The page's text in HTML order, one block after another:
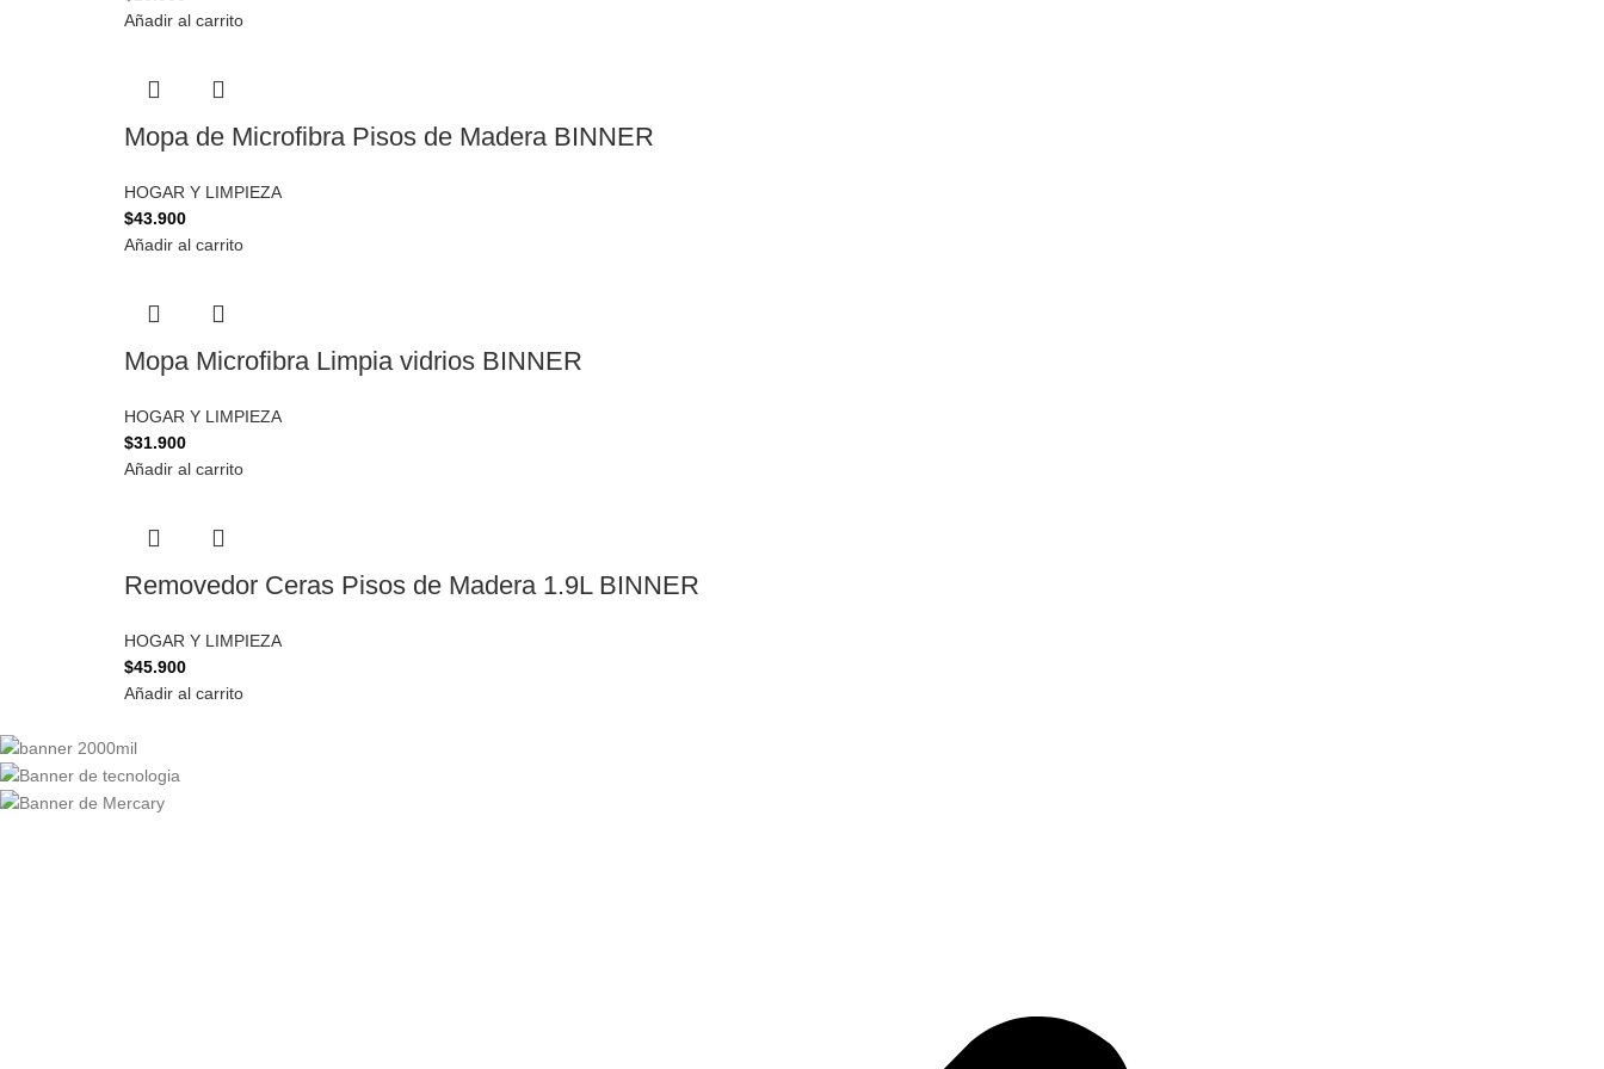
Añadir al carrito
Mopa de Microfibra Pisos de Madera BINNER
HOGAR Y LIMPIEZA
$43.900
Añadir al carrito
Mopa Microfibra Limpia vidrios BINNER
HOGAR Y LIMPIEZA
$31.900
Añadir al carrito
Removedor Ceras Pisos de Madera 1.9L BINNER
HOGAR Y LIMPIEZA
$45.900
Añadir al carrito